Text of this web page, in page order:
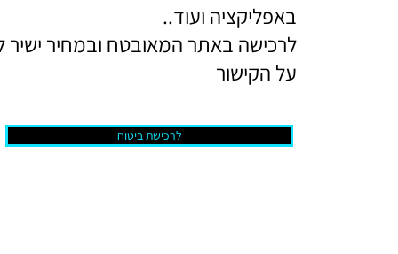
באפליקציה ועוד..
לרכישה באתר המאובטח ובמחיר ישיר
על הקישור
לרכישת ביטוח